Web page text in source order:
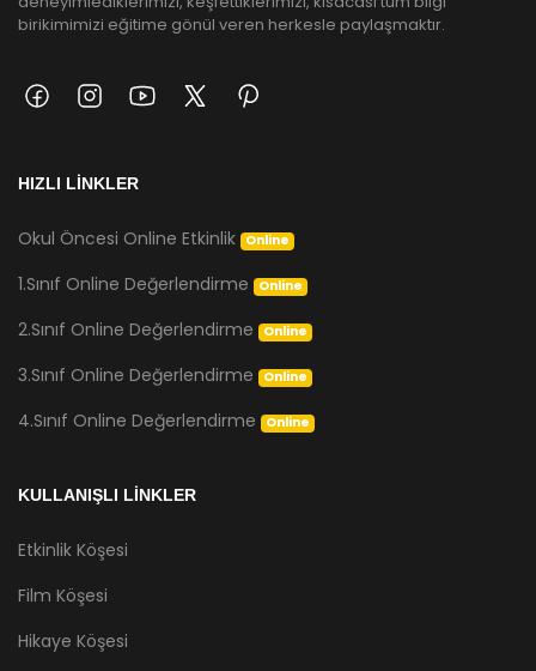
birikimimizi eğitime gönül veren herkesle paylaşmaktır.
HIZLI LİNKLER
Okul Öncesi Online Etkinlik Online
1.Sınıf Online Değerlendirme Online
2.Sınıf Online Değerlendirme Online
3.Sınıf Online Değerlendirme Online
4.Sınıf Online Değerlendirme Online
KULLANIŞLI LİNKLER
Etkinlik Köşesi
Film Köşesi
Hikaye Köşesi